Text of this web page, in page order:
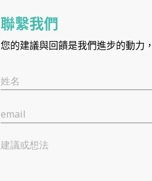
聯繫我們
您的建議與回饋是我們進步的動力
姓名
email
建議或想法